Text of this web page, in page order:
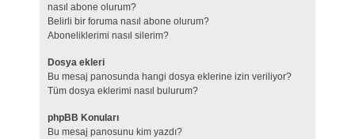
nasıl abone olurum?
Belirli bir foruma nasıl abone olurum?
Aboneliklerimi nasıl silerim?
Dosya ekleri
Bu mesaj panosunda hangi dosya eklerine izin veriliyor?
Tüm dosya eklerimi nasıl bulurum?
phpBB Konuları
Bu mesaj panosunu kim yazdı?